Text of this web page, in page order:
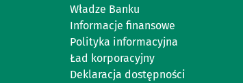
Władze Banku
Informacje finansowe
Polityka informacyjna
Ład korporacyjny
Deklaracja dostępności